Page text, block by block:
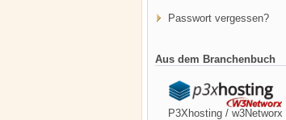
Passwort vergessen?
Aus dem Branchenbuch
P3Xhosting / w3Networx